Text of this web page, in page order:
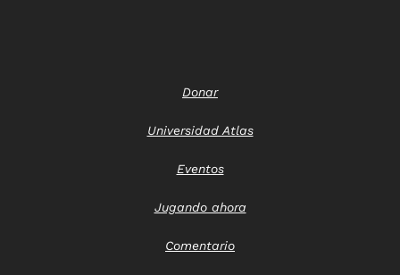
Donar
Universidad Atlas
Eventos
Jugando ahora
Comentario